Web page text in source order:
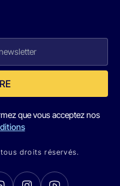
que vous acceptez nos
droits réservés.